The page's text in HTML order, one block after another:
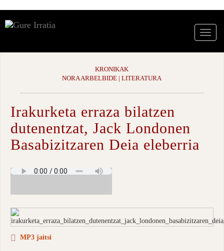
KRONIKAK
NORA ARBELBIDE | LITERATURA
Irakurketa erraza bilatzen
dutenentzat, Jack Londonen
Basabizitzaren Deia eleberria
MP3 jaitsi